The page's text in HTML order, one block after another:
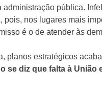
pública.
nos lugares mais
é o de atender às
planos estratégicos
se diz que falta à